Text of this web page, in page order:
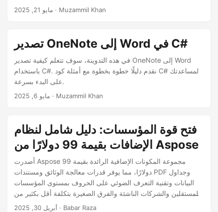
مايو 21, 2025 · Muzammil Khan
تصدير OneNote إلى Word في C#
في هذه التدوينة، سوف تتعلم كيفية تصدير OneNote إلى Word
باستخدام C#. نقدم دليلًا خطوة بخطوة مع أمثلة كود C# لمساعدتك
على البدء بسرعة.
مايو 6, 2025 · Muzammil Khan
فتح قوة المؤسسات: دليل شامل لنظام
الإضافات بقيمة 99 دولارًا من Aspose
أصدرت Aspose مجموعة المكونات الإضافية الرائدة بقيمة 99
دولارًا، مما يوفر قدرات معالجة الوثائق ومستندات PDF وجداول
البيانات وتقنية التعرف الضوئي على الحروف بمستوى المؤسسات
للمستقلين والشركات الناشئة والفرق الصغيرة بتكلفة أقل بكثير من
أبريل 30, 2025 · Babar Raza